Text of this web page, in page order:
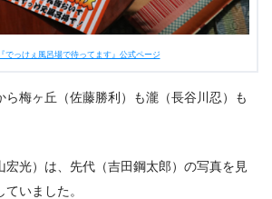
『でっけぇ風呂場で待ってます』公式ページ
ら梅ヶ丘（佐藤勝利）も瀧（長谷川忍）も
宏光）は、先代（吉田鋼太郎）の写真を見
いました。